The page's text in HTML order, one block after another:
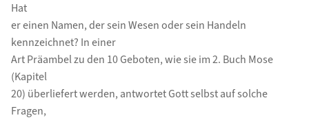
Hat
er einen Namen, der sein Wesen oder sein Handeln
kennzeichnet? In einer
Art Präambel zu den 10 Geboten, wie sie im 2. Buch Mose
(Kapitel
20) überliefert werden, antwortet Gott selbst auf solche
Fragen,